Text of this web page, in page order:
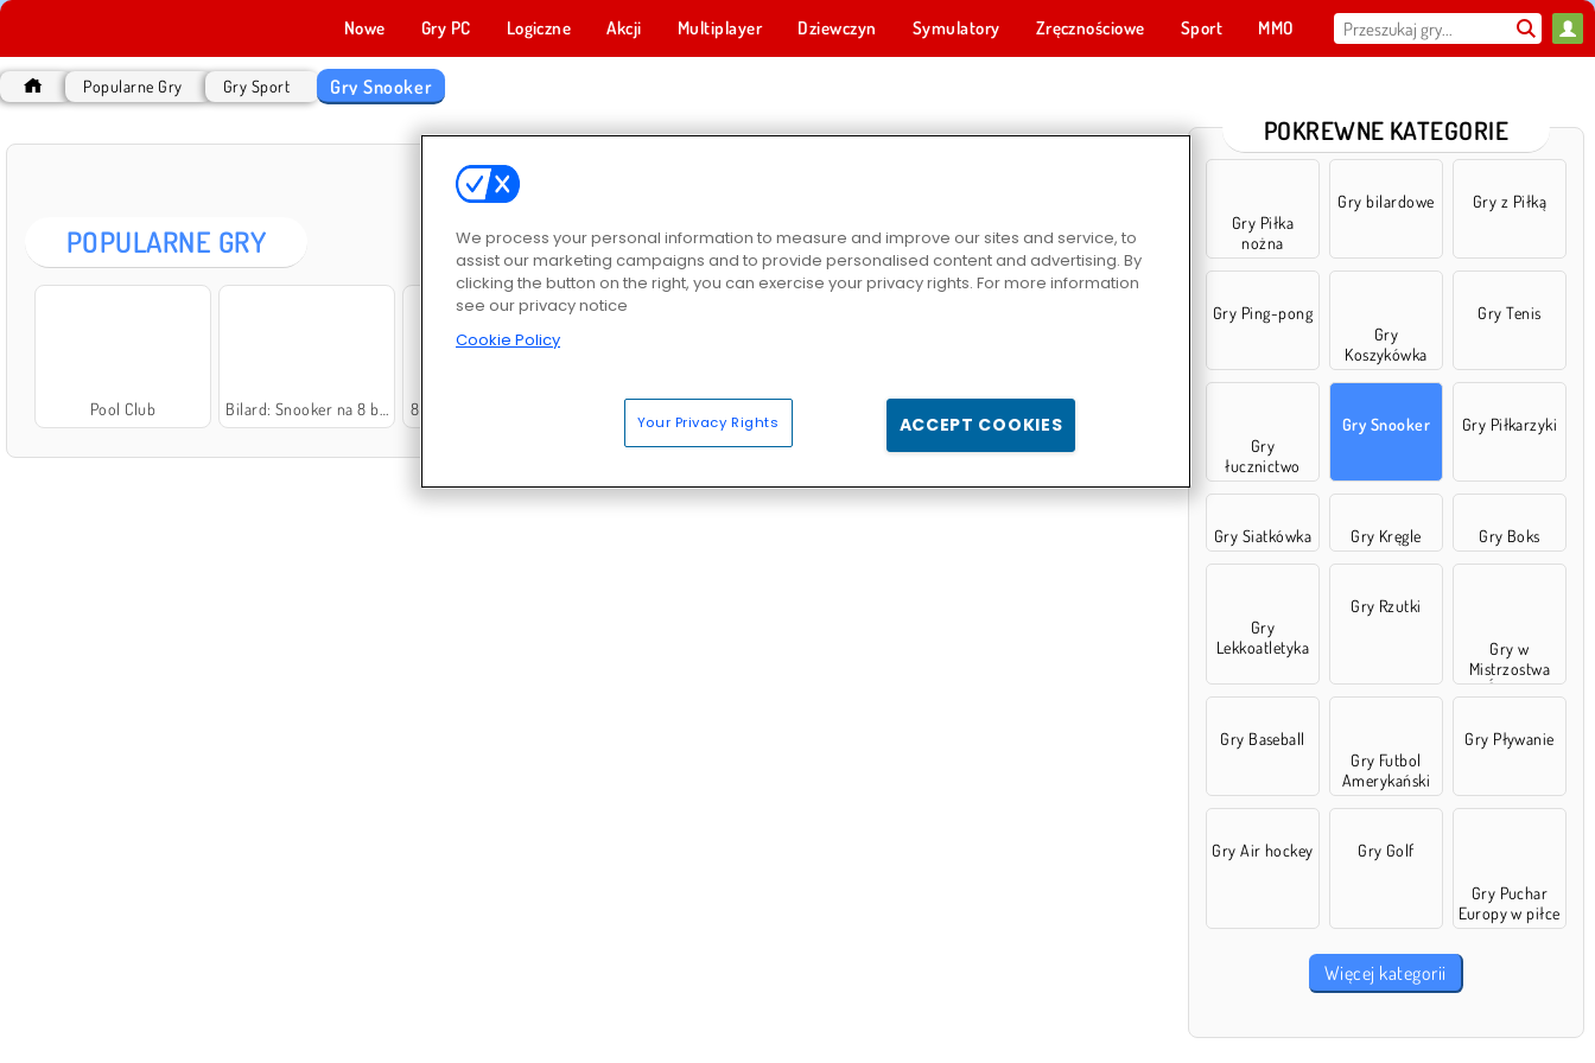
Nowe Gry PC Logiczne Akcji Multiplayer Dziewczyn Symulatory Zręcznościowe Sport MMO
Popularne Gry Gry Sport Gry Snooker
GRY SNOOKER
POPULARNE GRY
Pool Club Bilard: Snooker na 8 bili 8 Ball Pool with Friends
POKREWNE KATEGORIE
Gry Piłka
nożna
Gry bilardowe Gry z Piłką
Gry Ping-pong
Gry
Koszykówka
Gry Tenis
Gry
łucznictwo
Gry Snooker Gry Piłkarzyki
Gry Siatkówka Gry Kręgle Gry Boks
Gry
Lekkoatletyka
Gry Rzutki
Gry w
Mistrzostwa
Świata
Gry Baseball
Gry Futbol
Amerykański
Gry Pływanie
Gry Air hockey Gry Golf
Gry Puchar
Europy w piłce
nożnej
Więcej kategorii
We process your personal information to measure and improve our sites and service, to
assist our marketing campaigns and to provide personalised content and advertising. By
clicking the button on the right, you can exercise your privacy rights. For more information
see our privacy notice
Cookie Policy
Your Privacy Rights ACCEPT COOKIES